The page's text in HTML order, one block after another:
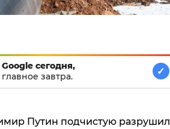
сегодня,
завтра.
✓
Путин подчистую разрушил